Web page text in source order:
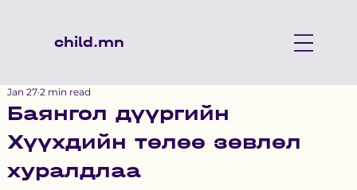
child.mn
Баянгол дүүргийн
Хүүхдийн төлөө зөвлөл
хуралдлаа
Jan 27 2 min read